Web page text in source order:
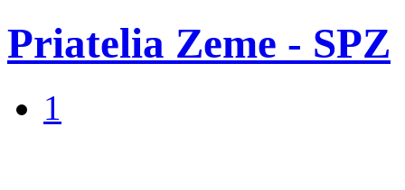
Priatelia Zeme - SPZ
1